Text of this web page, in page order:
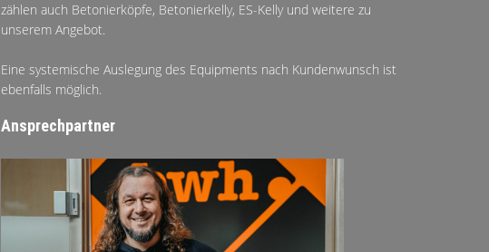
zählen auch Betonierköpfe, Betonierkelly, ES-Kelly und weitere zu
unserem Angebot.
Eine systemische Auslegung des Equipments nach Kundenwunsch ist
ebenfalls möglich.
Ansprechpartner